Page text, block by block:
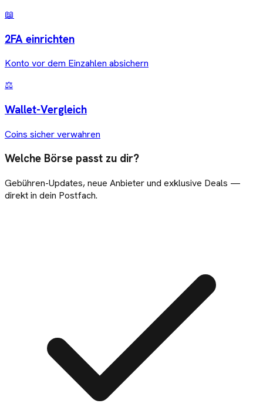
📖
2FA einrichten
Konto vor dem Einzahlen absichern
⚖️
Wallet-Vergleich
Coins sicher verwahren
Welche Börse passt zu dir?
Gebühren-Updates, neue Anbieter und exklusive Deals —
direkt in dein Postfach.